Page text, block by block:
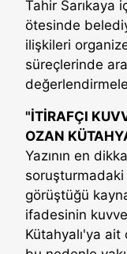
Tahir Sarıkaya
ötesinde
ilişkileri
süreçlerinde
"İTİRAFÇI
OZAN
Yazının en
soruşturmadaki
görüştüğü
ifadesinin
Kütahyalı'ya